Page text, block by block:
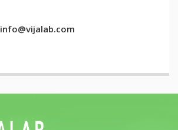
info@vijalab.com